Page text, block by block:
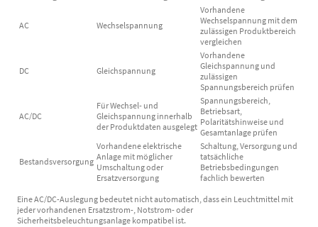
AC Wechselspannung
Vorhandene
Wechselspannung mit dem
zulässigen Produktbereich
vergleichen
DC Gleichspannung
Vorhandene
Gleichspannung und
zulässigen
Spannungsbereich prüfen
AC/DC
Für Wechsel- und
Gleichspannung innerhalb
der Produktdaten ausgelegt
Spannungsbereich,
Betriebsart,
Polaritätshinweise und
Gesamtanlage prüfen
Bestandsversorgung
Vorhandene elektrische
Anlage mit möglicher
Umschaltung oder
Ersatzversorgung
Schaltung, Versorgung und
tatsächliche
Betriebsbedingungen
fachlich bewerten
Eine AC/DC-Auslegung bedeutet nicht automatisch, dass ein Leuchtmittel mit
jeder vorhandenen Ersatzstrom-, Notstrom- oder
Sicherheitsbeleuchtungsanlage kompatibel ist.